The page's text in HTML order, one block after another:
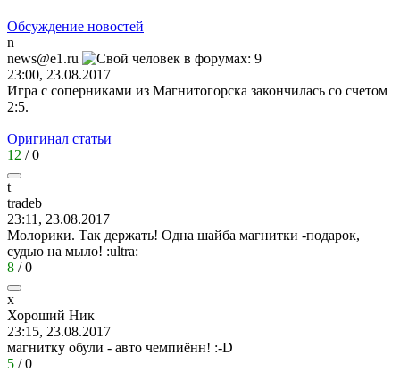
Обсуждение новостей
n
news@e1.ru
23:00, 23.08.2017
Игра с соперниками из Магнитогорска закончилась со счетом
2:5.
Оригинал статьи
12 /0
t
tradeb
23:11, 23.08.2017
Молорики. Так держать! Одна шайба магнитки -подарок,
судью на мыло! :ultra:
8 /0
х
Хороший Ник
23:15, 23.08.2017
магнитку обули - авто чемпиённ! :-D
5 /0